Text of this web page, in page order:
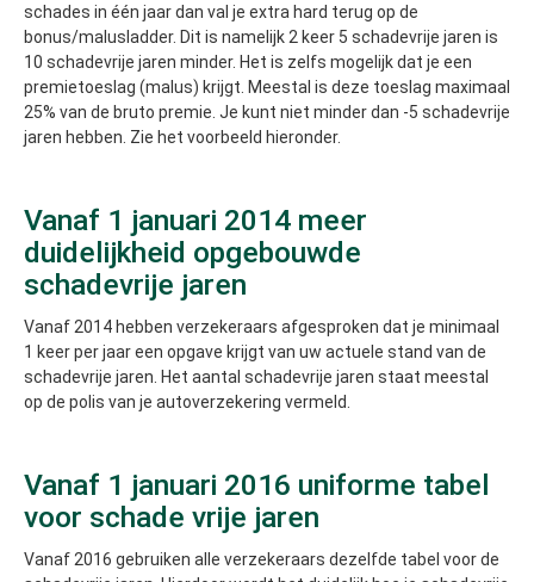
schades in één jaar dan val je extra hard terug op de
bonus/malusladder. Dit is namelijk 2 keer 5 schadevrije jaren is
10 schadevrije jaren minder. Het is zelfs mogelijk dat je een
premietoeslag (malus) krijgt. Meestal is deze toeslag maximaal
25% van de bruto premie. Je kunt niet minder dan -5 schadevrije
jaren hebben. Zie het voorbeeld hieronder.
Vanaf 1 januari 2014 meer
duidelijkheid opgebouwde
schadevrije jaren
Vanaf 2014 hebben verzekeraars afgesproken dat je minimaal
1 keer per jaar een opgave krijgt van uw actuele stand van de
schadevrije jaren. Het aantal schadevrije jaren staat meestal
op de polis van je autoverzekering vermeld.
Vanaf 1 januari 2016 uniforme tabel
voor schade vrije jaren
Vanaf 2016 gebruiken alle verzekeraars dezelfde tabel voor de